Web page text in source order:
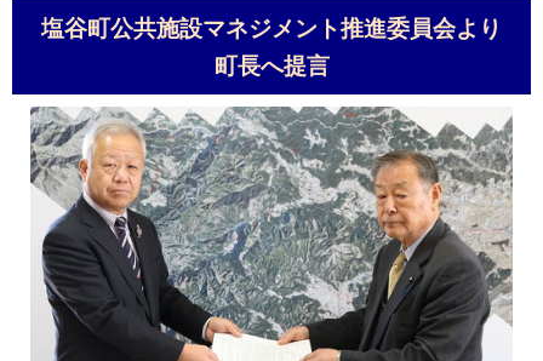
塩谷町公共施設マネジメント推進委員会より
町長へ提言